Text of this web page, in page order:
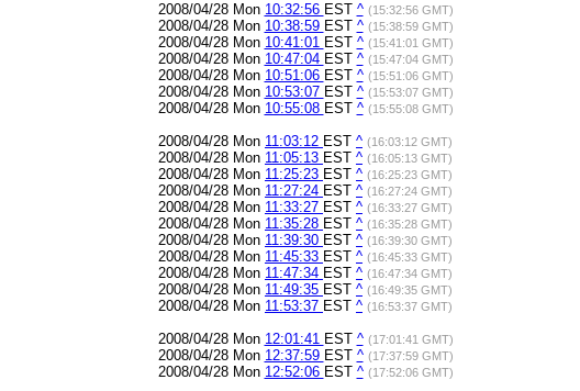
2008/04/28 Mon 10:32:56 EST ^ (15:32:56 GMT)
2008/04/28 Mon 10:38:59 EST ^ (15:38:59 GMT)
2008/04/28 Mon 10:41:01 EST ^ (15:41:01 GMT)
2008/04/28 Mon 10:47:04 EST ^ (15:47:04 GMT)
2008/04/28 Mon 10:51:06 EST ^ (15:51:06 GMT)
2008/04/28 Mon 10:53:07 EST ^ (15:53:07 GMT)
2008/04/28 Mon 10:55:08 EST ^ (15:55:08 GMT)
2008/04/28 Mon 11:03:12 EST ^ (16:03:12 GMT)
2008/04/28 Mon 11:05:13 EST ^ (16:05:13 GMT)
2008/04/28 Mon 11:25:23 EST ^ (16:25:23 GMT)
2008/04/28 Mon 11:27:24 EST ^ (16:27:24 GMT)
2008/04/28 Mon 11:33:27 EST ^ (16:33:27 GMT)
2008/04/28 Mon 11:35:28 EST ^ (16:35:28 GMT)
2008/04/28 Mon 11:39:30 EST ^ (16:39:30 GMT)
2008/04/28 Mon 11:45:33 EST ^ (16:45:33 GMT)
2008/04/28 Mon 11:47:34 EST ^ (16:47:34 GMT)
2008/04/28 Mon 11:49:35 EST ^ (16:49:35 GMT)
2008/04/28 Mon 11:53:37 EST ^ (16:53:37 GMT)
2008/04/28 Mon 12:01:41 EST ^ (17:01:41 GMT)
2008/04/28 Mon 12:37:59 EST ^ (17:37:59 GMT)
2008/04/28 Mon 12:52:06 EST ^ (17:52:06 GMT)